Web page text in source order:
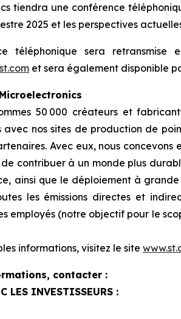
tiendra une conférence
2025 et les perspectives
téléphonique sera
et sera également disponible
50 000 créateurs et
avec nos sites de production de
Avec eux, nous
contribuer à un monde plus
ainsi que le déploiement à
les émissions directes et
employés (notre objectif pour le
informations, visitez le site
contacter :
LES INVESTISSEURS :